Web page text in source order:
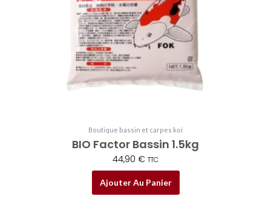
Boutique bassin et carpes koï
BIO Factor Bassin 1.5kg
44,90 € TTC
Ajouter Au Panier